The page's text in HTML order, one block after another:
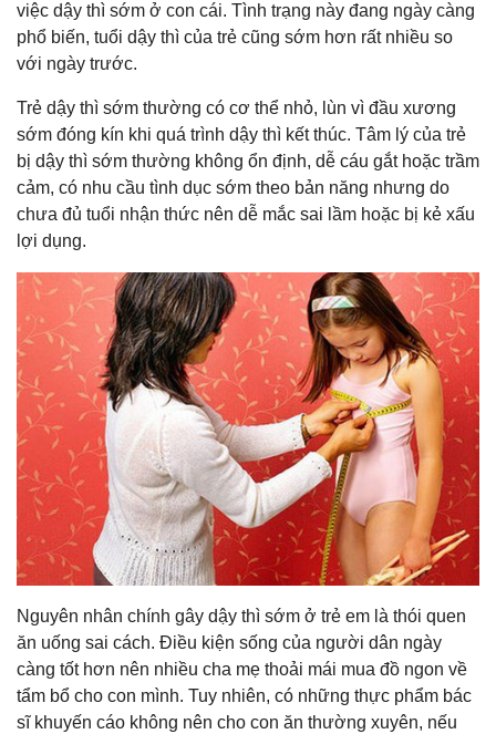
việc dậy thì sớm ở con cái. Tình trạng này đang ngày càng
phổ biến, tuổi dậy thì của trẻ cũng sớm hơn rất nhiều so
với ngày trước.
Trẻ dậy thì sớm thường có cơ thể nhỏ, lùn vì đầu xương
sớm đóng kín khi quá trình dậy thì kết thúc. Tâm lý của trẻ
bị dậy thì sớm thường không ổn định, dễ cáu gắt hoặc trầm
cảm, có nhu cầu tình dục sớm theo bản năng nhưng do
chưa đủ tuổi nhận thức nên dễ mắc sai lầm hoặc bị kẻ xấu
lợi dụng.
Nguyên nhân chính gây dậy thì sớm ở trẻ em là thói quen
ăn uống sai cách. Điều kiện sống của người dân ngày
càng tốt hơn nên nhiều cha mẹ thoải mái mua đồ ngon về
tẩm bổ cho con mình. Tuy nhiên, có những thực phẩm bác
sĩ khuyến cáo không nên cho con ăn thường xuyên, nếu